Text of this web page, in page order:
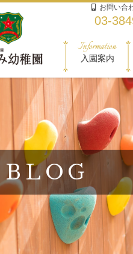
お問い合
03-
Information
入園案内
BLOG